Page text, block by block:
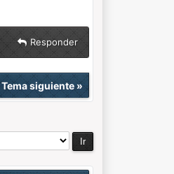
Responder
Tema siguiente»